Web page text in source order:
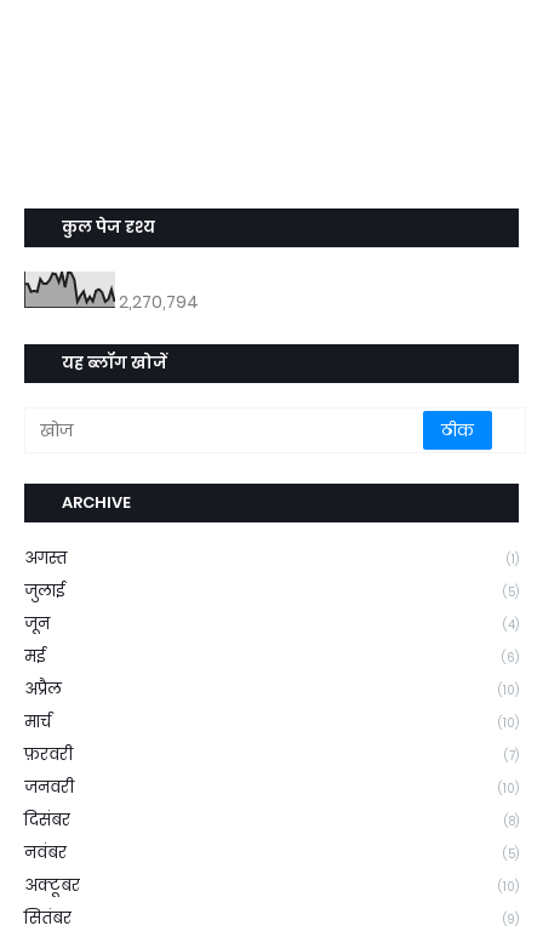
कुल पेज दृश्य
2,270,794
यह ब्लॉग खोजें
ARCHIVE
अगस्त (1)
जुलाई (5)
जून (4)
मई (6)
अप्रैल (10)
मार्च (10)
फ़रवरी (7)
जनवरी (10)
दिसंबर (8)
नवंबर (5)
अक्टूबर (10)
सितंबर (9)